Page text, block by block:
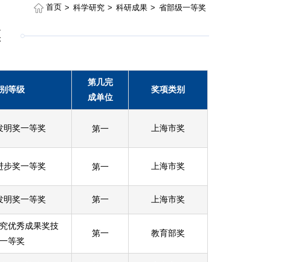
首页 > 科学研究 > 科研成果 > 省部级一等奖
等级
第几完
成单位
奖项类别
明奖一等奖 第一 上海市奖
步奖一等奖 第一 上海市奖
明奖一等奖 第一 上海市奖
优秀成果奖技
等奖
第一 教育部奖